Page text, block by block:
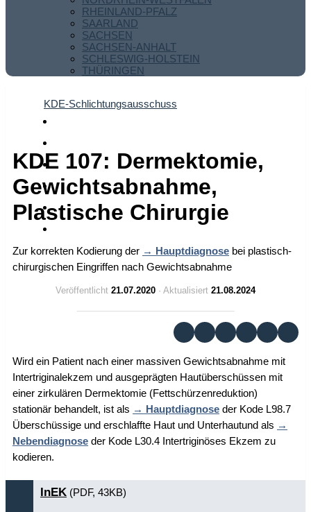
RHEINLAND-PFALZ
SAARLAND
SACHSEN
SACHSEN-ANHALT
SCHLESWIG-HOLSTEIN
THÜRINGEN
KDE-Schlichtungsausschuss
KDE 107: Dermektomie,
Gewichtsabnahme,
Plastische Chirurgie
Zur korrekten Kodierung der Hauptdiagnose bei plastisch-
chirurgischen Eingriffen nach Gewichtsabnahme
Veröffentlicht 21.07.2020 · Aktualisiert 21.08.2024
Wird ein Patient nach einer massiven Gewichtsabnahme mit
Intertriginalekzem und ausgeprägten Hautüberschüssen mit
einer zirkulären Dermektomie (Fettschürzenreduktion)
stationär behandelt, ist als
Hauptdiagnose der Kode L98.7
Überschüssige und erschlaffte Haut und Unterhautund als
Nebendiagnose der Kode L30.4 Intertriginöses Ekzem zu
kodieren.
InEK (PDF, 43KB)